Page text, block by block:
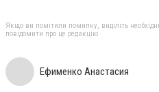
Якщо ви помітили помилку, виділіть
повідомити про це редакцію
Ефименко Анастасия